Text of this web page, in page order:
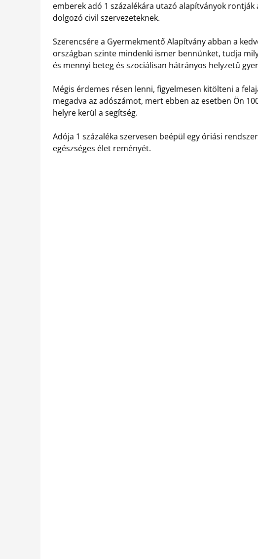
emberek adó 1 százalékára utazó alapítványok
dolgozó civil szervezeteknek.
Szerencsére a Gyermekmentő Alapítvány abban a
országban szinte mindenki ismer bennünket, tudja
és mennyi beteg és szociálisan hátrányos helyzetű
Mégis érdemes résen lenni, figyelmesen kitölteni a
megadva az adószámot, mert ebben az esetben Ön
helyre kerül a segítség.
Adója 1 százaléka szervesen beépül egy óriási
egészséges élet reményét.